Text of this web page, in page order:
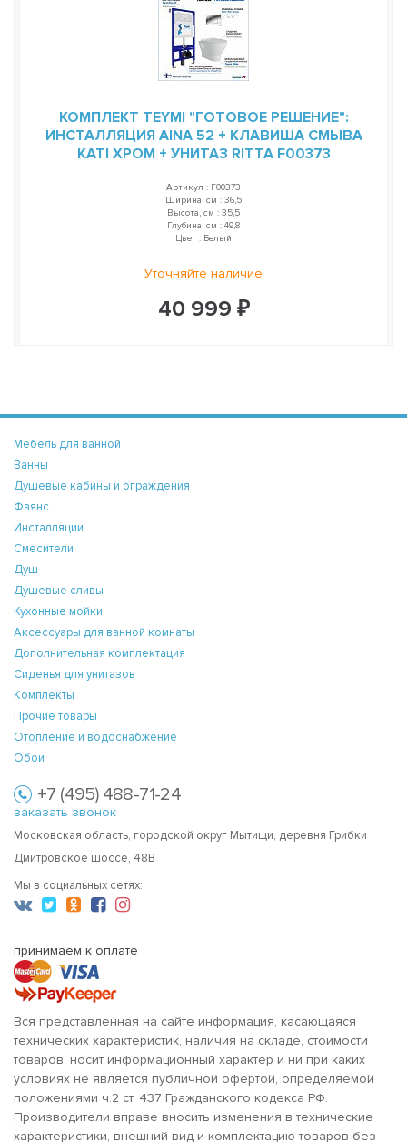
КОМПЛЕКТ TEYMI "ГОТОВОЕ РЕШЕНИЕ":
ИНСТАЛЛЯЦИЯ AINA 52 + КЛАВИША СМЫВА
KATI ХРОМ + УНИТАЗ RITTA F00373
Артикул : F00373
Ширина, см : 36,5
Высота, см : 35,5
Глубина, см : 49,8
Цвет : Белый
Уточняйте наличие
40 999 ₽
Мебель для ванной
Ванны
Душевые кабины и ограждения
Фаянс
Инсталляции
Смесители
Душ
Душевые сливы
Кухонные мойки
Аксессуары для ванной комнаты
Дополнительная комплектация
Сиденья для унитазов
Комплекты
Прочие товары
Отопление и водоснабжение
Обои
+7 (495) 488-71-24
заказать звонок
Московская область, городской округ Мытищи, деревня Грибки
Дмитровское шоссе, 48В
Мы в социальных сетях:
принимаем к оплате
Вся представленная на сайте информация, касающаяся
технических характеристик, наличия на складе, стоимости
товаров, носит информационный характер и ни при каких
условиях не является публичной офертой, определяемой
положениями ч.2 ст. 437 Гражданского кодекса РФ.
Производители вправе вносить изменения в технические
характеристики, внешний вид и комплектацию товаров без